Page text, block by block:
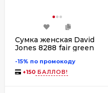
Сумка женская David
Jones 8288 fair green
-15% по промокоду
+150 БАЛЛОВ!